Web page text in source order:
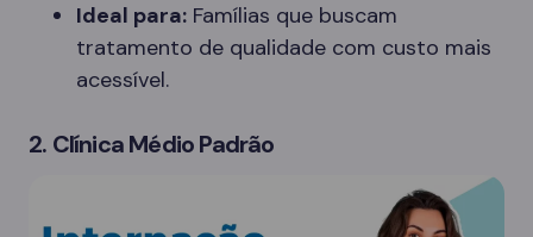
Ideal para: Famílias que buscam
tratamento de qualidade com custo mais
acessível.
2. Clínica Médio Padrão